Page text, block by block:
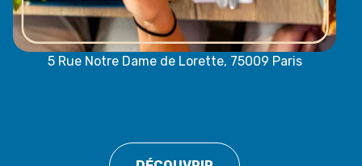
5 Rue Notre Dame de Lorette, 75009 Paris